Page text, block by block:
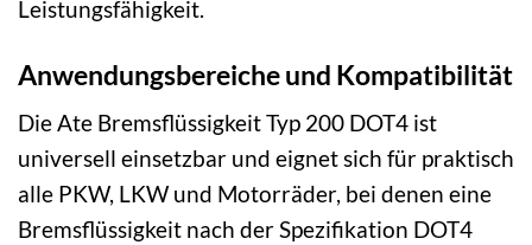
Leistungsfähigkeit.
Anwendungsbereiche und Kompatibilität
Die Ate Bremsflüssigkeit Typ 200 DOT4 ist
universell einsetzbar und eignet sich für praktisch
alle PKW, LKW und Motorräder, bei denen eine
Bremsflüssigkeit nach der Spezifikation DOT4